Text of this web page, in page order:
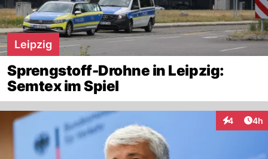
Leipzig
Sprengstoff-Drohne in Leipzig:
Semtex im Spiel
4 4h